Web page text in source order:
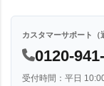
カスタマーサポート（
0120-
受付時間：平日